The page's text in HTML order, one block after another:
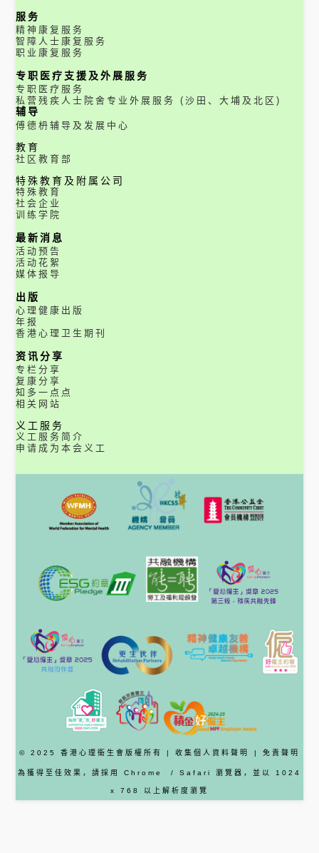
服务
精神康复服务
智障人士康复服务
职业康复服务
专职医疗支援及外展服务
专职医疗服务
私营残疾人士院舍专业外展服务 (沙田、大埔及北区)
辅导
傅德枬辅导及发展中心
教育
社区教育部
特殊教育及附属公司
特殊教育
社会企业
训练学院
最新消息
活动预告
活动花絮
媒体报导
出版
心理健康出版
年报
香港心理卫生期刊
资讯分享
专栏分享
复康分享
知多一点点
相关网站
义工服务
义工服务简介
申请成为本会义工
© 2025 香港心理衞生會版權所有 | 收集個人資料聲明 | 免責聲明
為獲得至佳效果，請採用 Chrome / Safari 瀏覽器 ，並以 1024
x 768 以上解析度瀏覽